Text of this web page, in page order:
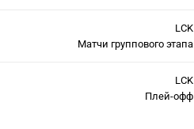
LCK
Матчи группового этапа
LCK
Плей-офф